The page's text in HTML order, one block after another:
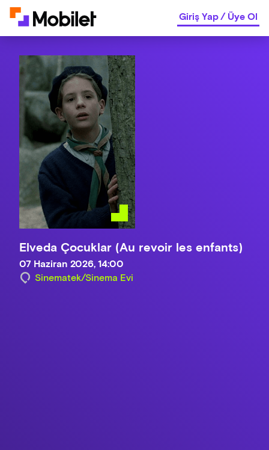
Giriş Yap/Üye Ol
Elveda Çocuklar (Au revoir les enfants)
07 Haziran 2026, 14:00
Sinematek/Sinema Evi